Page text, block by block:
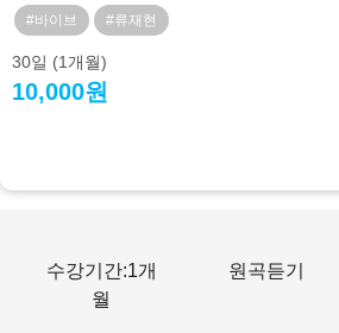
#바이브 #류재현
30일 (1개월)
10,000원
수강기간:1개
월
원곡듣기